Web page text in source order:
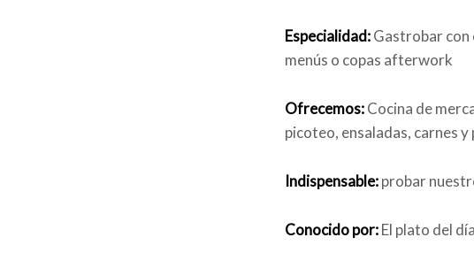
Especialidad:Gastrobar con
menús o copas afterwork
Ofrecemos:Cocina de
picoteo, ensaladas, carnes
Indispensable:probar
Conocido por:El plato del